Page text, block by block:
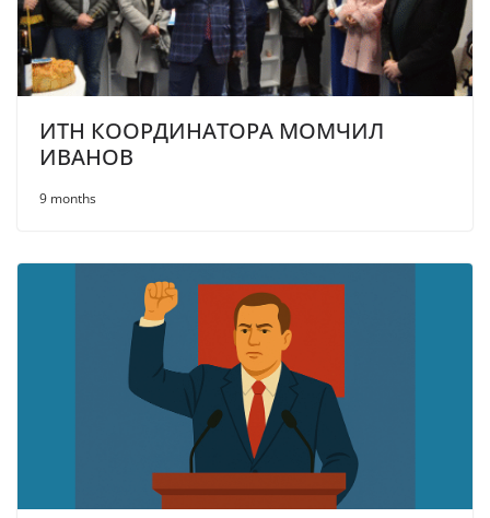
ИТН КООРДИНАТОРА МОМЧИЛ
ИВАНОВ
9 months